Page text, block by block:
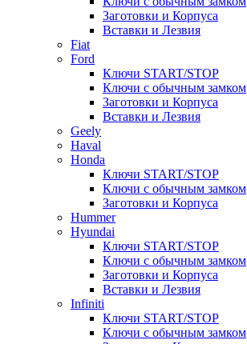
Заготовки и Корпуса
Вставки и Лезвия
Fiat
Ford
Ключи START/STOP
Ключи с обычным замком
Заготовки и Корпуса
Вставки и Лезвия
Geely
Haval
Honda
Ключи START/STOP
Ключи с обычным замком
Заготовки и Корпуса
Hummer
Hyundai
Ключи START/STOP
Ключи с обычным замком
Заготовки и Корпуса
Вставки и Лезвия
Infiniti
Ключи START/STOP
Ключи с обычным замком